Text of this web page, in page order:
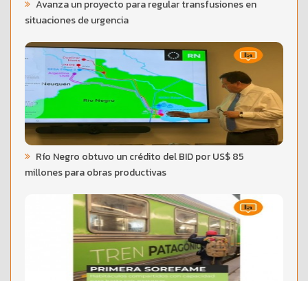
Avanza un proyecto para regular transfusiones en
situaciones de urgencia
Río Negro obtuvo un crédito del BID por US$ 85
millones para obras productivas